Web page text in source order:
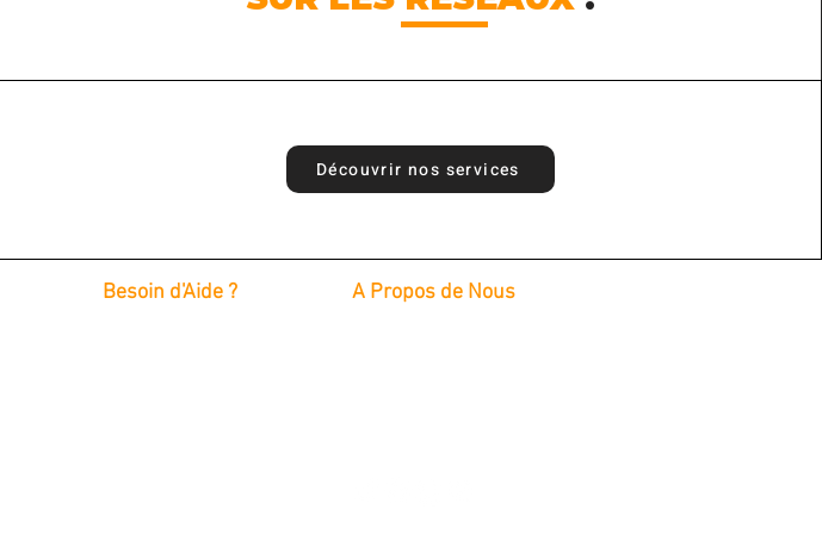
Découvrir nos services
Besoin d'Aide ? A Propos de Nous